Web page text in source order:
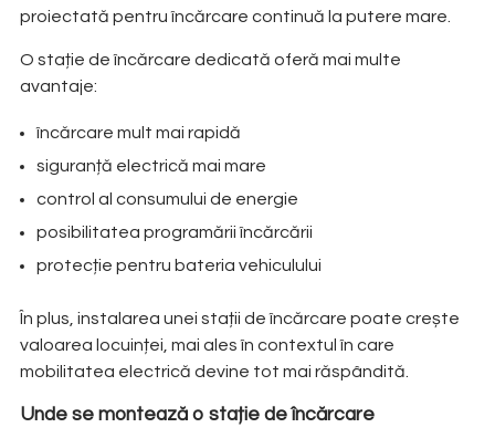
proiectată pentru încărcare continuă la putere mare.
O stație de încărcare dedicată oferă mai multe
avantaje:
încărcare mult mai rapidă
siguranță electrică mai mare
control al consumului de energie
posibilitatea programării încărcării
protecție pentru bateria vehiculului
În plus, instalarea unei stații de încărcare poate crește
valoarea locuinței, mai ales în contextul în care
mobilitatea electrică devine tot mai răspândită.
Unde se montează o stație de încărcare